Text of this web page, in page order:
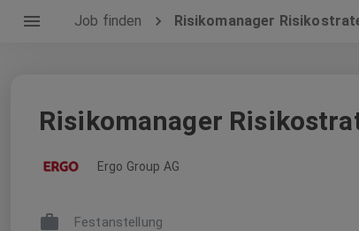
Job finden Risikomanager
Risikomanager
Ergo Group AG
Festanstellung